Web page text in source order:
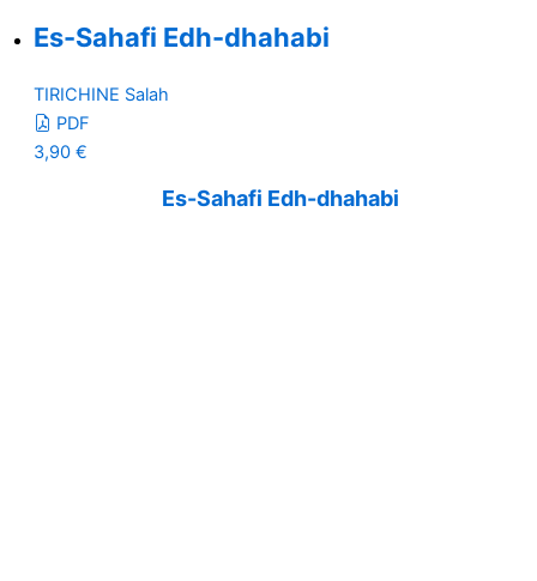
Es-Sahafi Edh-dhahabi
TIRICHINE Salah
PDF
3,90 €
Es-Sahafi Edh-dhahabi